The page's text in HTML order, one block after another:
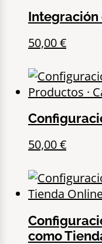
Integración
50,00€
50,00€
como